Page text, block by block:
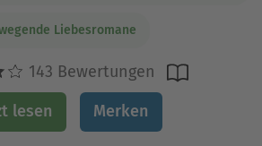
Liebesromane
143 Bewertungen
lesen Merken